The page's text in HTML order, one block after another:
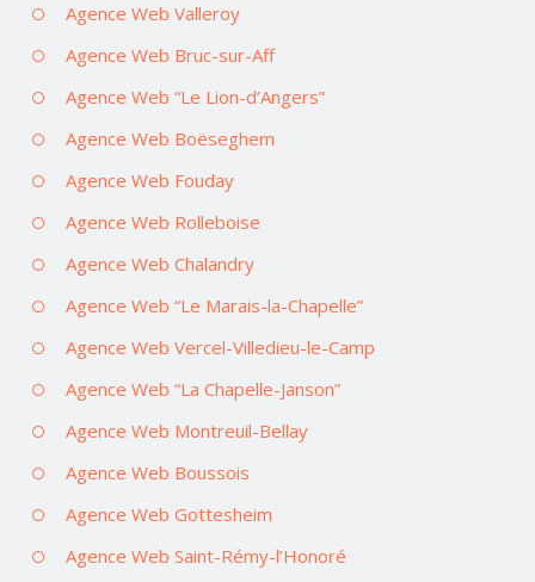
Agence Web Valleroy
Agence Web Bruc-sur-Aff
Agence Web “Le Lion-d’Angers”
Agence Web Boëseghem
Agence Web Fouday
Agence Web Rolleboise
Agence Web Chalandry
Agence Web “Le Marais-la-Chapelle”
Agence Web Vercel-Villedieu-le-Camp
Agence Web “La Chapelle-Janson”
Agence Web Montreuil-Bellay
Agence Web Boussois
Agence Web Gottesheim
Agence Web Saint-Rémy-l’Honoré